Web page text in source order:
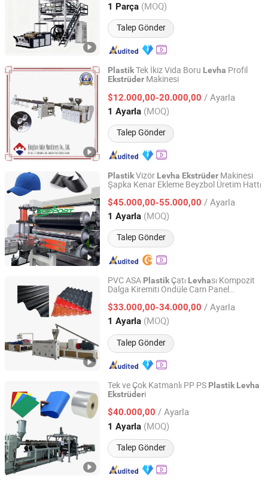
1 Parça (MOQ)
Talep Gönder
Zhejiang, China Fiyat 2025
PlastikTek İkiz Vida Boru Levha Profil
Ekstrüder Makinesi
$12.000,00-20.000,00 / Ayarla
1 Ayarla (MOQ)
Talep Gönder
Qingdao Suke Machinery Co., Ltd.
Shandong, China Fiyat 2012
PlastikVizör Levha Ekstrüder Makinesi
Şapka Kenar Ekleme Beyzbol Üretim Hattı
$45.000,00-55.000,00 / Ayarla
1 Ayarla (MOQ)
Talep Gönder
Qingdao Support Machinery Co., Ltd.
Shandong, China Fiyat 2024
PVC ASA PlastikÇatı Levhası Kompozit
Dalga Kiremiti Ondüle Cam Panel
$33.000,00-34.000,00 / Ayarla
1 Ayarla (MOQ)
Talep Gönder
Qingdao Tracy Future Tech Plastic Co., Ltd.
Shandong, China Fiyat 2025
Tek ve Çok Katmanlı PP PS Plastik Levha
Ekstrüderi
$40.000,00 / Ayarla
1 Ayarla (MOQ)
Talep Gönder
Qingdao Weier Plastic Machinery Co., Ltd.
Shandong, China Fiyat 2009